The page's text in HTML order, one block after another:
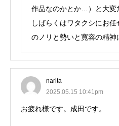
作品なのかとか…）と大変
しばらくはワタクシにお
のノリと勢いと寛容の精神
narita
2025.05.15 10:41pm
お疲れ様です。成田です。